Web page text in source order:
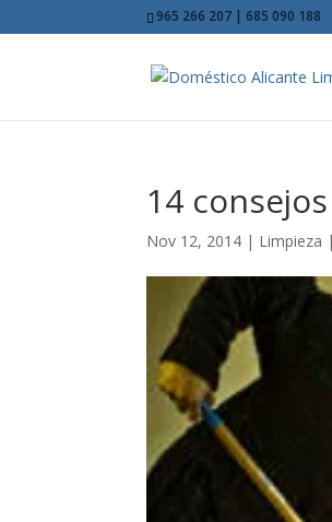
965 266 207 | 685 090 188
14
Nov 12, 2014 | Limpieza |